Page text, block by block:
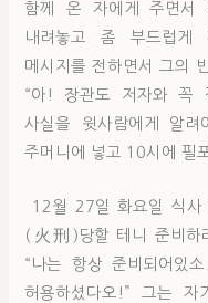
함께 온 자에게 주면서
내려놓고 좀 부드럽게
메시지를 전하면서 그의
“아! 장관도 저자와 꼭
사실을 윗사람에게 알
주머니에 넣고 10시에 필
12월 27일 화요일 식사
(火刑)당할 테니 준비하
“나는 항상 준비되어있
허용하셨다오!” 그는